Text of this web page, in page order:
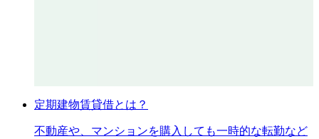
定期建物賃貸借とは？
不動産や、マンションを購入しても一時的な転勤など